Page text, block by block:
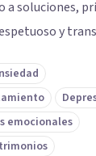
soluciones,
y
emocionales